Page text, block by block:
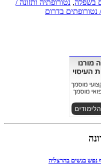
בשפלה, נטורופתיה ותזונה /
נטורופתים בדרום
נפש בנשים בהרצליה